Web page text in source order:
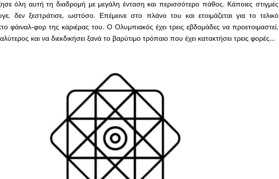
όλη αυτή τη διαδρομή με μεγάλη ένταση και περισσότερο πάθος. Κάποιες στιγμές
δεν ξεστράτισε, ωστόσο. Επέμεινε στο πλάνο του και ετοιμάζεται για το τελικό
φάιναλ-φορ της καριέρας του. Ο Ολυμπιακός έχει τρεις εβδομάδες να προετοιμαστεί,
και να διεκδικήσει ξανά το βαρύτιμο τρόπαιο που έχει κατακτήσει τρεις φορές…